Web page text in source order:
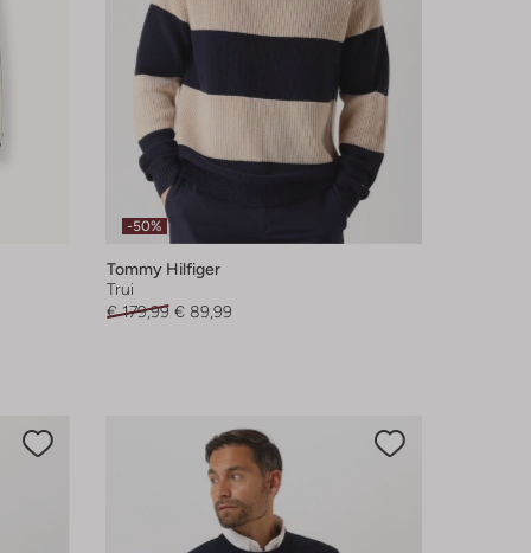
-50%
Tommy Hilfiger
Trui
€ 179,99 € 89,99